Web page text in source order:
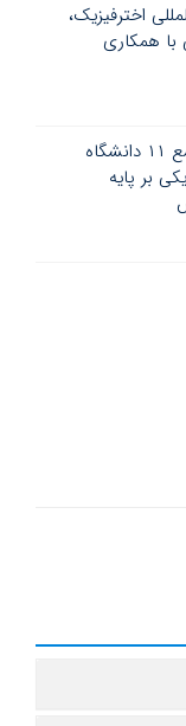
اخترفیزیک،
همکاری
دانشگاه دامغان در جمع ۱۱ دانشگاه
بر پایه